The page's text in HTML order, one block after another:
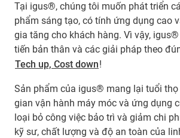
Tại igus®, chúng tôi muốn phát triển
phẩm sáng tạo, có tính ứng dụng cao
gia tăng cho khách hàng. Vì vậy,
tiến bản thân và các giải pháp theo
Tech up, Cost down!
Sản phẩm của igus® mang lại tuổi thọ
gian vận hành máy móc và ứng dụng
loại bỏ công việc bảo trì và giảm chi
kỹ sư, chất lượng và độ an toàn của